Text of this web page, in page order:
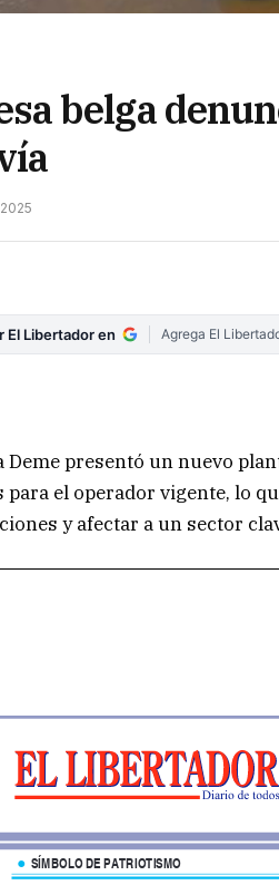
belga
El Libertador en Agrega El
Deme presentó un nuevo
para el operador vigente, lo
y afectar a un sector